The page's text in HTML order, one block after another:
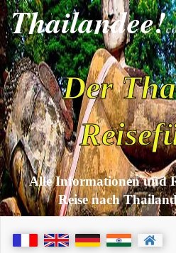
Thailandee!
Der
Alle Informationen und
Reise nach